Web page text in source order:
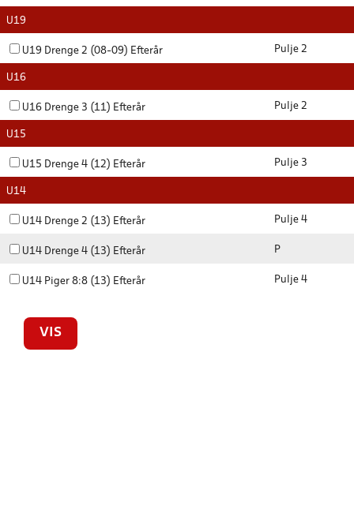
U19
U19 Drenge 2 (08-09) Efterår Pulje 2
U16
U16 Drenge 3 (11) Efterår Pulje 2
U15
U15 Drenge 4 (12) Efterår Pulje 3
U14
U14 Drenge 2 (13) Efterår Pulje 4
U14 Drenge 4 (13) Efterår P
U14 Piger 8:8 (13) Efterår Pulje 4
VIS